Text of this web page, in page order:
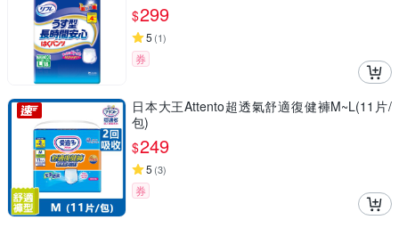
$299
5 (1)
券
日本大王Attento超透氣舒適復健褲M~L(11片/
包)
$249
5 (3)
券